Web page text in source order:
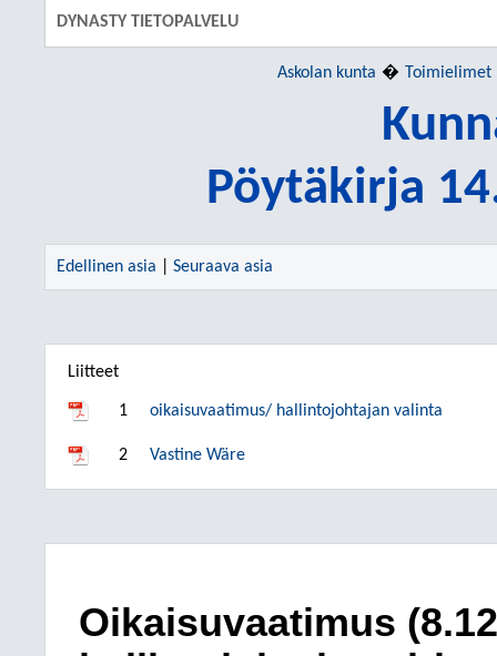
DYNASTY TIETOPALVELU
Askolan kunta Toimielimet
Pöytäkirja
Edellinen asia Seuraava asia
Liitteet
1 oikaisuvaatimus/ hallintojohtajan valinta
2 Vastine Wäre
Oikaisuvaatimus